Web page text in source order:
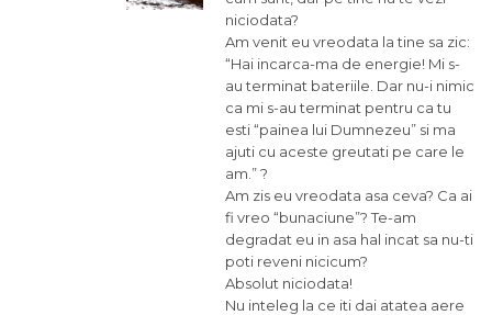
niciodata?
Am venit eu vreodata la tine sa zic:
“Hai incarca-ma de energie! Mi s-
au terminat bateriile. Dar nu-i nimic
ca mi s-au terminat pentru ca tu
esti “painea lui Dumnezeu” si ma
ajuti cu aceste greutati pe care le
am.” ?
Am zis eu vreodata asa ceva? Ca ai
fi vreo “bunaciune”? Te-am
degradat eu in asa hal incat sa nu-ti
poti reveni nicicum?
Absolut niciodata!
Nu inteleg la ce iti dai atatea aere